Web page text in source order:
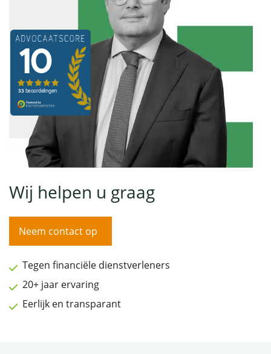
Wij helpen u graag
Neem contact op
Tegen financiële dienstverleners
20+ jaar ervaring
Eerlijk en transparant